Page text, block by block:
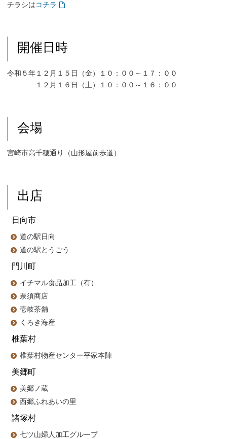
チラシはコチラ
開催日時
令和５年１２月１５日（金）１０：００～１７：００
１２月１６日（土）１０：００～１６：００
会場
宮崎市高千穂通り（山形屋前歩道）
出店
日向市
道の駅日向
道の駅とうごう
門川町
イチマル食品加工（有）
奈須商店
壱岐茶舗
くろき海産
椎葉村
椎葉村物産センター平家本陣
美郷町
美郷ノ蔵
西郷ふれあいの里
諸塚村
七ツ山婦人加工グループ